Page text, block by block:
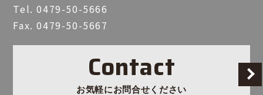
Tel.0479-50-5666
Fax. 0479-50-5667
Contact
お気軽にお問合せください